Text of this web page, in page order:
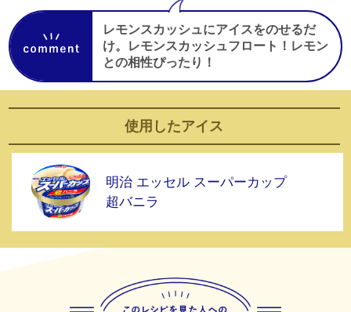
レモンスカッシュにアイスをのせるだ
け。レモンスカッシュフロート！レモン
との相性ぴったり！
使用したアイス
明治 エッセル スーパーカップ
超バニラ